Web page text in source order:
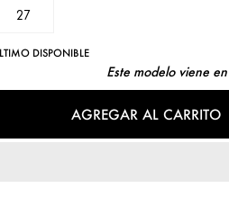
27
DISPONIBLE
Este modelo viene
AGREGAR AL CARRITO